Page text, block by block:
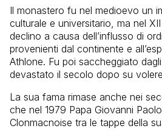
Il monastero fu nel medioevo un
culturale e universitario, ma nel
declino a causa dell’influsso di
provenienti dal continente e
Athlone. Fu poi saccheggiato
devastato il secolo dopo su
La sua fama rimase anche nei
che nel 1979 Papa Giovanni
Clonmacnoise tra le tappe della